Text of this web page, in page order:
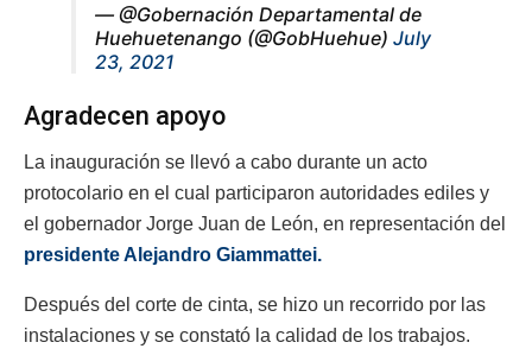
— @Gobernación Departamental de
Huehuetenango (@GobHuehue) July
23, 2021
Agradecen apoyo
La inauguración se llevó a cabo durante un acto
protocolario en el cual participaron autoridades ediles y
el gobernador Jorge Juan de León, en representación del
presidente Alejandro Giammattei.
Después del corte de cinta, se hizo un recorrido por las
instalaciones y se constató la calidad de los trabajos.